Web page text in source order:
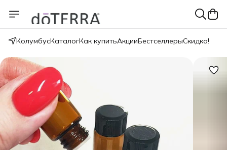
КолумбусКаталогКак купитьАкцииБестселлерыСкидка!